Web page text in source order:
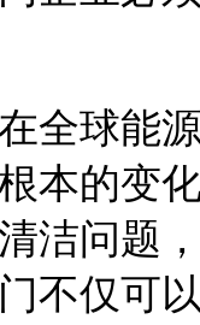
球能源
本的变
洁问题
不仅可